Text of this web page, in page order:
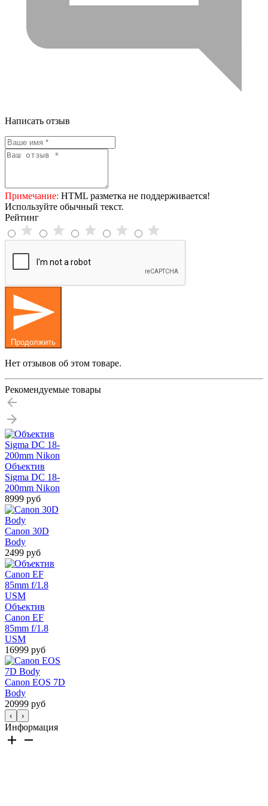
Написать отзыв
Примечание: HTML разметка не поддерживается!
Используйте обычный текст.
Рейтинг
Продолжить
Нет отзывов об этом товаре.
Рекомендуемые товары
Объектив
Sigma DC 18-
200mm Nikon
8999 руб
Canon 30D
Body
2499 руб
Объектив
Canon EF
85mm f/1.8
USM
16999 руб
Canon EOS 7D
Body
20999 руб
‹ ›
Информация